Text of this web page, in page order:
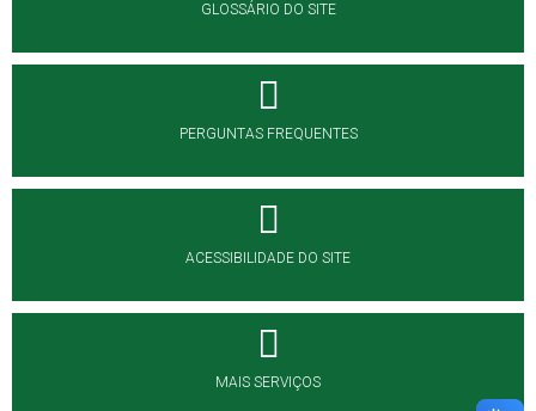
GLOSSÁRIO DO SITE
PERGUNTAS FREQUENTES
ACESSIBILIDADE DO SITE
MAIS SERVIÇOS